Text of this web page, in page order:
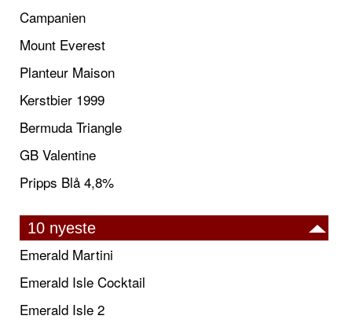
Campanien
Mount Everest
Planteur Maison
Kerstbier 1999
Bermuda Triangle
GB Valentine
Pripps Blå 4,8%
10 nyeste
Emerald Martini
Emerald Isle Cocktail
Emerald Isle 2